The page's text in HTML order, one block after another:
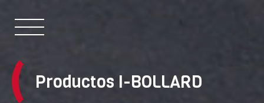
Productos I-BOLLARD